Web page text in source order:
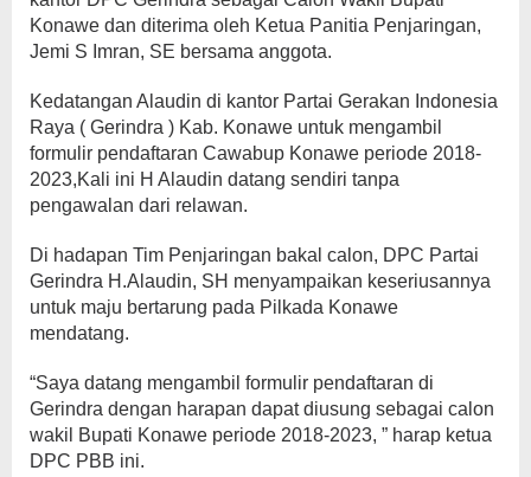
Konawe dan diterima oleh Ketua Panitia Penjaringan,
Jemi S Imran, SE bersama anggota.
Kedatangan Alaudin di kantor Partai Gerakan Indonesia
Raya ( Gerindra ) Kab. Konawe untuk mengambil
formulir pendaftaran Cawabup Konawe periode 2018-
2023,Kali ini H Alaudin datang sendiri tanpa
pengawalan dari relawan.
Di hadapan Tim Penjaringan bakal calon, DPC Partai
Gerindra H.Alaudin, SH menyampaikan keseriusannya
untuk maju bertarung pada Pilkada Konawe
mendatang.
“Saya datang mengambil formulir pendaftaran di
Gerindra dengan harapan dapat diusung sebagai calon
wakil Bupati Konawe periode 2018-2023, ” harap ketua
DPC PBB ini.